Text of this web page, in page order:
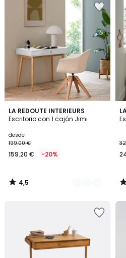
LA REDOUTE INTERIEURS
Escritorio con 1 cajón Jimi
desde
199.00 €
159.20 € -20%
4,5
/ 5
3
Colores
4,5
/
3
/